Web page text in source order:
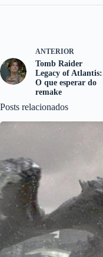
ANTERIOR
Tomb Raider
Legacy of Atlantis:
O que esperar do
remake
Posts relacionados